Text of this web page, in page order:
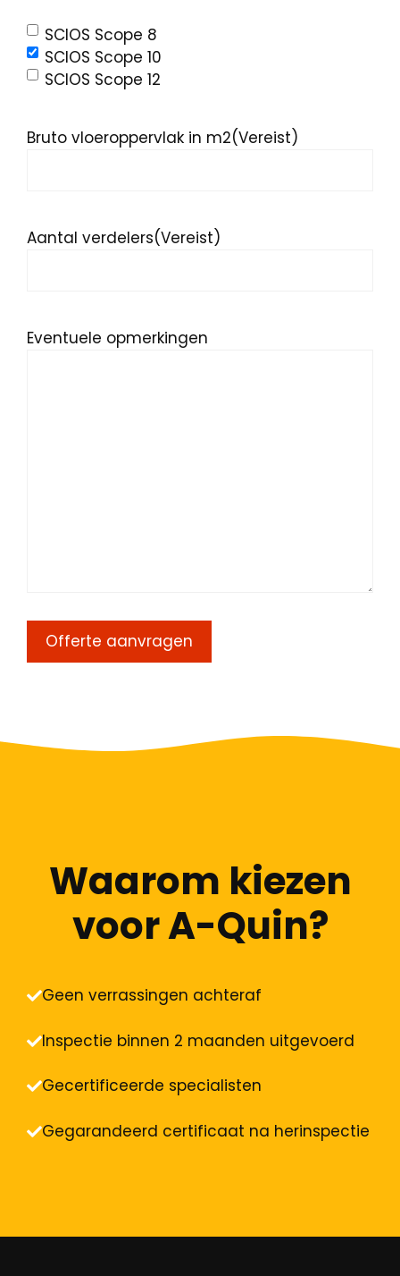
SCIOS Scope 8
SCIOS Scope 10
SCIOS Scope 12
Bruto vloeroppervlak in m2(Vereist)
Aantal verdelers(Vereist)
Eventuele opmerkingen
Offerte aanvragen
Waarom kiezen
voor A-Quin?
Geen verrassingen achteraf
Inspectie binnen 2 maanden uitgevoerd
Gecertificeerde specialisten
Gegarandeerd certificaat na herinspectie